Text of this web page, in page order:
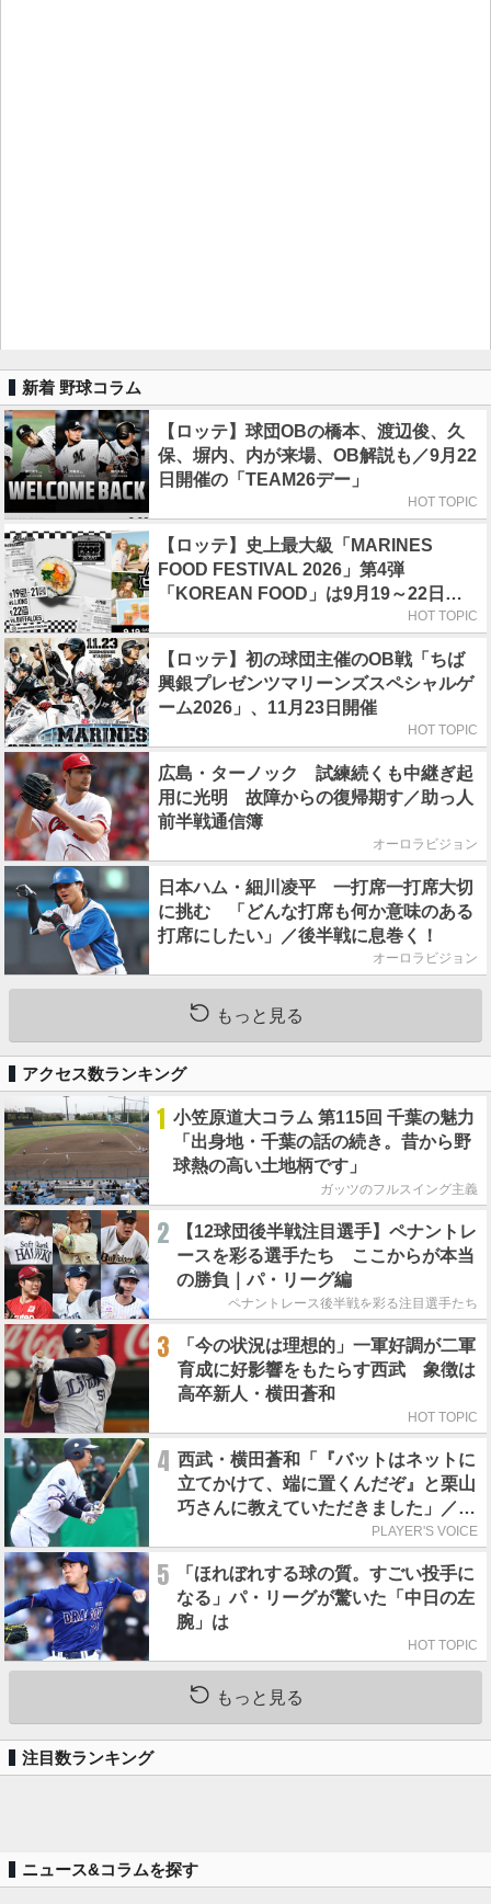
新着 野球コラム
【ロッテ】球団OBの橋本、渡辺俊、久
保、塀内、内が来場、OB解説も／9月22
日開催の「TEAM26デー」
HOT TOPIC
【ロッテ】史上最大級「MARINES
FOOD FESTIVAL 2026」第4弾
「KOREAN FOOD」は9月19～22日／
HOT TOPIC
【ロッテ】初の球団主催のOB戦「ちば
興銀プレゼンツマリーンズスペシャルゲ
ーム2026」、11月23日開催
HOT TOPIC
広島・ターノック 試練続くも中継ぎ起
用に光明 故障からの復帰期す／助っ人
前半戦通信簿
オーロラビジョン
日本ハム・細川凌平 一打席一打席大切
に挑む 「どんな打席も何か意味のある
打席にしたい」／後半戦に息巻く！
オーロラビジョン
もっと見る
アクセス数ランキング
1 小笠原道大コラム 第115回 千葉の魅力
「出身地・千葉の話の続き。昔から野
球熱の高い土地柄です」
ガッツのフルスイング主義
2
【12球団後半戦注目選手】ペナントレ
ースを彩る選手たち ここからが本当
の勝負｜パ・リーグ編
ペナントレース後半戦を彩る注目選手たち
3
「今の状況は理想的」一軍好調が二軍
育成に好影響をもたらす西武 象徴は
高卒新人・横田蒼和
HOT TOPIC
4 西武・横田蒼和「『バットはネットに
立てかけて、端に置くんだぞ』と栗山
巧さんに教えていただきました」／憧
PLAYER'S VOICE
5
「ほれぼれする球の質。すごい投手に
なる」パ・リーグが驚いた「中日の左
腕」は
HOT TOPIC
もっと見る
注目数ランキング
ニュース&コラムを探す